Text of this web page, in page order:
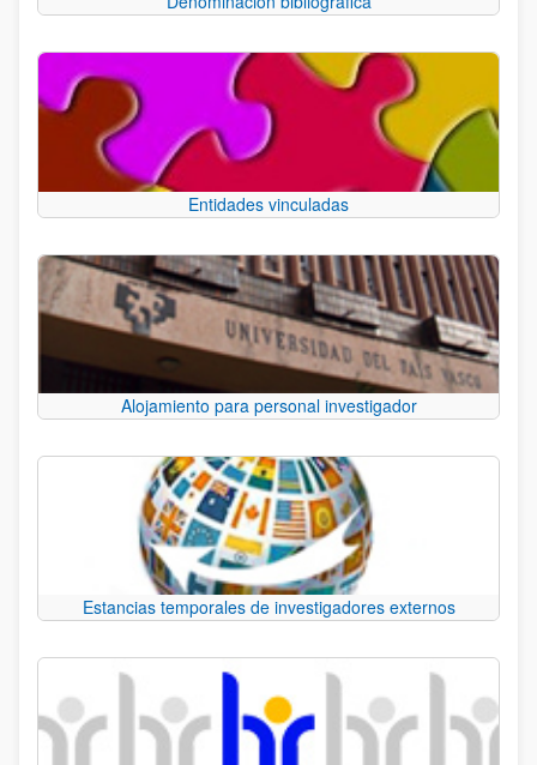
Entidades vinculadas
Alojamiento para personal investigador
Estancias temporales de investigadores externos